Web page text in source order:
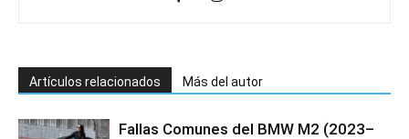
Artículos relacionados Más del autor
Fallas Comunes del BMW M2 (2023–